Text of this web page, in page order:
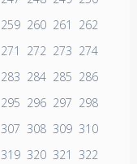
259 260 261
262
271 272 273 274
283 284 285 286
295 296 297 298
307 308 309 310
319 320 321
322